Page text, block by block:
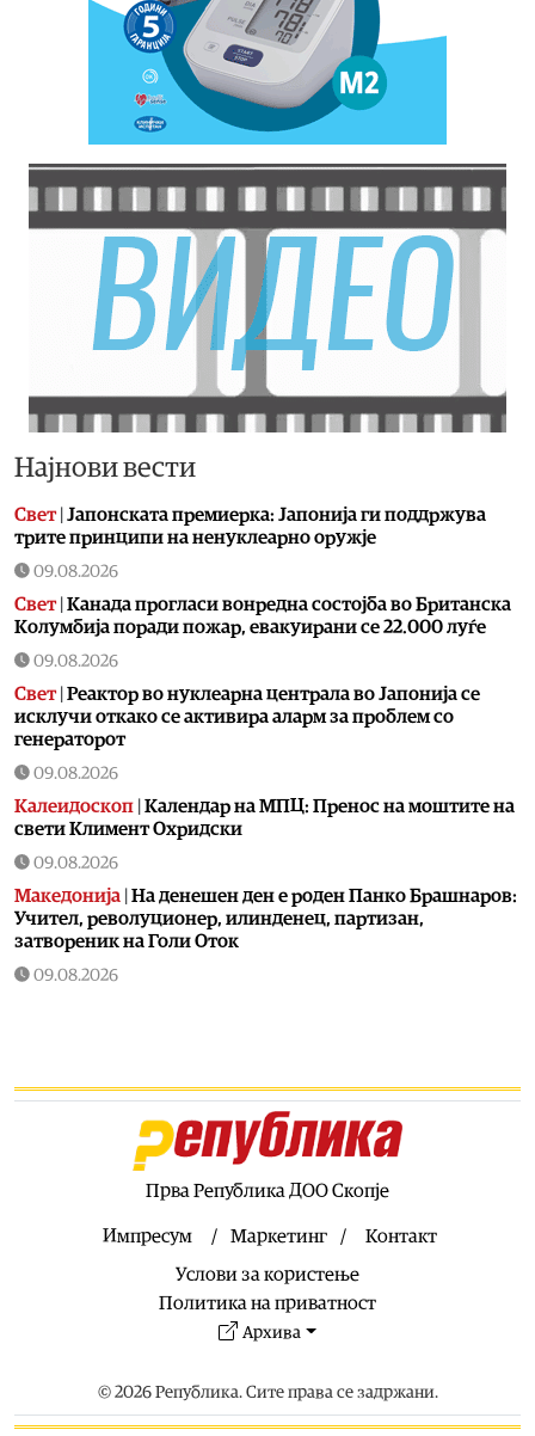
Најнови вести
Свет| Јапонската премиерка: Јапонија ги поддржува
трите принципи на ненуклеарно оружје
09.08.2026
Свет| Канада прогласи вонредна состојба во Британска
Колумбија поради пожар, евакуирани се 22.000 луѓе
09.08.2026
Свет| Реактор во нуклеарна централа во Јапонија се
исклучи откако се активира аларм за проблем со
генераторот
09.08.2026
Калеидоскоп | Календар на МПЦ: Пренос на моштите на
свети Климент Охридски
09.08.2026
Македонија | На денешен ден е роден Панко Брашнаров:
Учител, револуционер, илинденец, партизан,
затвореник на Голи Оток
09.08.2026
Македонија|Музичко-сценски спектакл „Силно
светнал ден“ во Охрид во рамки на одбележувањето на
35-годишнината од независноста на Македонија
09.08.2026
Тинос е остров на мермерот, гулабарниците
и традиционалните грчки села
во Германија
09.08.2026
Прва Република ДОО Скопје
Импресум Маркетинг
Контакт
Услови за користење
Политика на приватност
Архива
© 2026 Република. Сите права се задржани.